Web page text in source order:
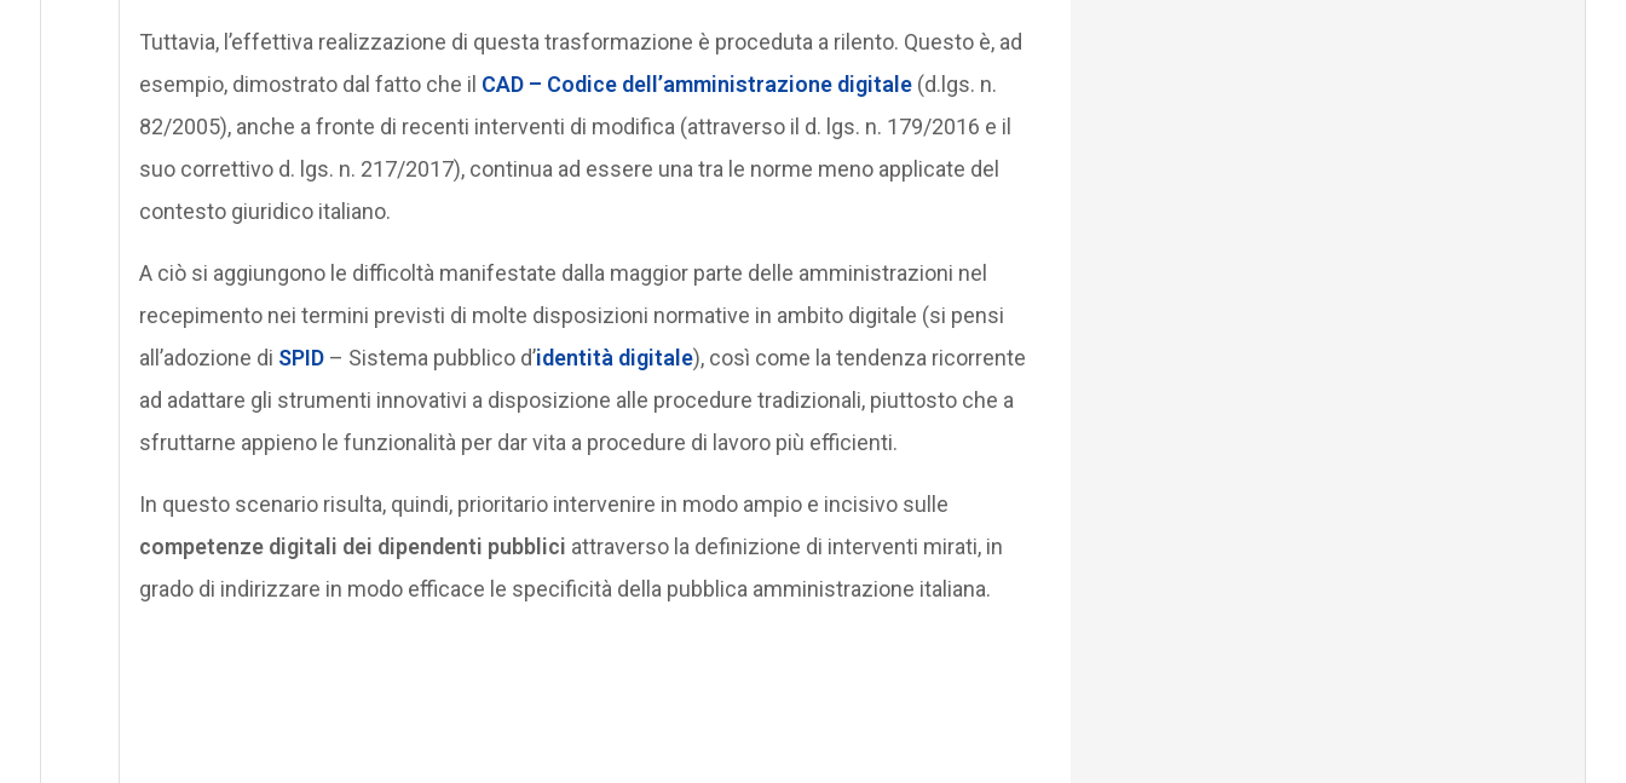
Tuttavia, l’effettiva realizzazione di questa trasformazione è proceduta a rilento. Questo è, ad
esempio, dimostrato dal fatto che il CAD – Codice dell’amministrazione digitale(d.lgs. n.
82/2005), anche a fronte di recenti interventi di modifica (attraverso il d. lgs. n. 179/2016 e il
suo correttivo d. lgs. n. 217/2017), continua ad essere una tra le norme meno applicate del
contesto giuridico italiano.
A ciò si aggiungono le difficoltà manifestate dalla maggior parte delle amministrazioni nel
recepimento nei termini previsti di molte disposizioni normative in ambito digitale (si pensi
all’adozione di SPID – Sistema pubblico d’identità digitale), così come la tendenza ricorrente
ad adattare gli strumenti innovativi a disposizione alle procedure tradizionali, piuttosto che a
sfruttarne appieno le funzionalità per dar vita a procedure di lavoro più efficienti.
In questo scenario risulta, quindi, prioritario intervenire in modo ampio e incisivo sulle
competenze digitali dei dipendenti pubblici attraverso la definizione di interventi mirati, in
grado di indirizzare in modo efficace le specificità della pubblica amministrazione italiana.